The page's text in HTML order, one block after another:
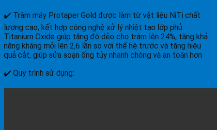
✔️ Trâm máy Protaper Gold được làm từ vật liệu NiTi chất
lượng cao, kết hợp công nghệ xử lý nhiệt tạo lớp phủ
Titanium Oxide giúp tăng độ dẻo cho trâm lên 24%, tăng khả
năng kháng mỏi lên 2,6 lần so với thế hệ trước và tăng hiệu
quả cắt, giúp sửa soạn ống tủy nhanh chóng và an toàn hơn
✔️ Quy trình sử dụng: